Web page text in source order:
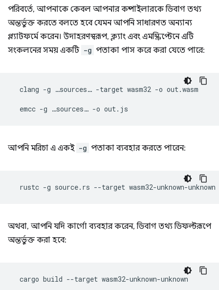
পরিবর্তে, আপনাকে কেবল আপনার কম্পাইলারকে ডিবাগ তথ্য
অন্তর্ভুক্ত করতে বলতে হবে যেমন আপনি সাধারণত অন্যান্য
প্ল্যাটফর্মে করেন। উদাহরণস্বরূপ, ক্ল্যাং এবং এমস্ক্রিপ্টেনে এটি
সংকলনের সময় একটি -g পতাকা পাস করে করা যেতে পারে:
clang -g …sources… -target wasm32 -o out.wasm
emcc -g …sources… -o
আপনি মরিচা এ একই -g পতাকা ব্যবহার করতে পারেন:
rustc -g source.rs --target wasm32-unknown-unknown
অথবা, আপনি যদি কার্গো ব্যবহার করেন, ডিবাগ তথ্য ডিফল্টরূপে
অন্তর্ভুক্ত করা হবে:
cargo build --target